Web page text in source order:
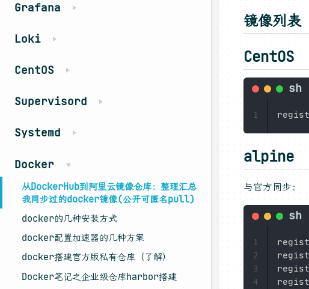
Grafana
Loki
CentOS
Supervisord
Systemd
Docker
从DockerHub到阿里云镜像仓库：整理汇总
我同步过的docker镜像(公开可匿名pull)
docker的几种安装方式
docker配置加速器的几种方案
docker搭建官方版私有仓库（了解）
Docker笔记之企业级仓库harbor搭建
镜像列表
CentOS
1
alpine
与官方同步：
1
2
3
4